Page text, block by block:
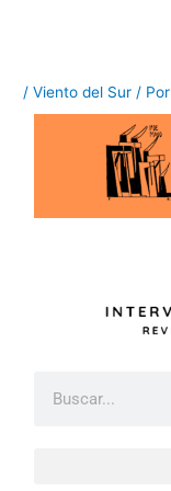
/Viento del Sur / Por